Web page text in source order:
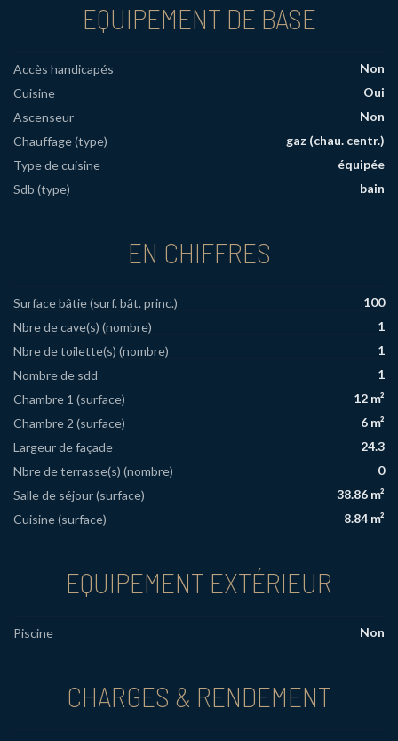
EQUIPEMENT DE BASE
Accès handicapés
Non
Cuisine
Oui
Ascenseur
Non
Chauffage (type)
gaz (chau. centr.)
Type de cuisine
équipée
Sdb (type)
bain
EN CHIFFRES
Surface bâtie (surf. bât. princ.)
100
Nbre de cave(s) (nombre)
1
Nbre de toilette(s) (nombre)
1
Nombre de sdd
1
Chambre 1 (surface)
12 m²
Chambre 2 (surface)
6 m²
Largeur de façade
24.3
Nbre de terrasse(s) (nombre)
0
Salle de séjour (surface)
38.86 m²
Cuisine (surface)
8.84 m²
EQUIPEMENT EXTÉRIEUR
Piscine Non
CHARGES & RENDEMENT